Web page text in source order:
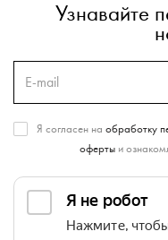
Узнавайте
Я согласен на обработку
офертыи